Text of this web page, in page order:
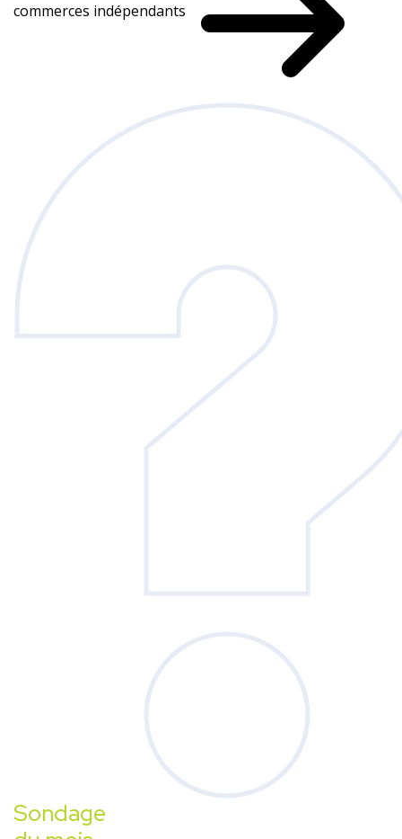
commerces indépendants
Sondage